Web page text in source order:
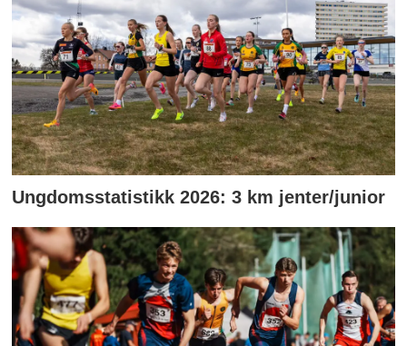
Ungdomsstatistikk 2026: 3 km jenter/junior